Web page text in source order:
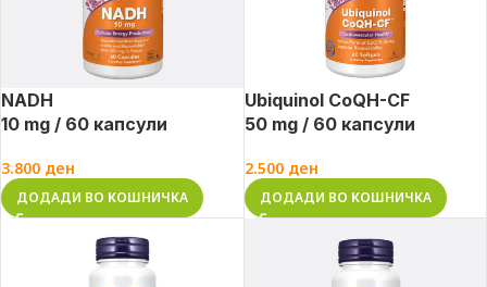
NADH
10 mg / 60 капсули
3.800 ден
ДОДАДИ ВО КОШНИЧКА
Ubiquinol CoQH-CF
50 mg / 60 капсули
2.500 ден
ДОДАДИ ВО КОШНИЧКА